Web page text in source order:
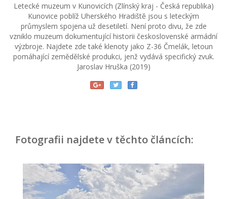
Letecké muzeum v Kunovicích (Zlínský kraj - Česká republika)
Kunovice poblíž Uherského Hradiště jsou s leteckým
průmyslem spojena už desetiletí. Není proto divu, že zde
vzniklo muzeum dokumentující historii československé armádní
výzbroje. Najdete zde také klenoty jako Z-36 Čmelák, letoun
pomáhající zemědělské produkci, jenž vydává specifický zvuk.
Jaroslav Hruška (2019)
Fotografii najdete v těchto článcích: